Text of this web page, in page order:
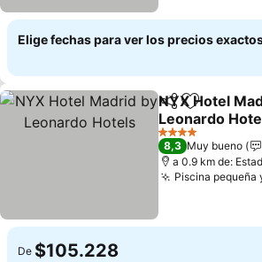
Elige fechas para ver los precios
CompartirAgregar a
NYX Hotel
Leonardo
Ver precios
4 Estrellas
8,3 Muy bueno
a 0.9 km de:
Piscina pequeña
De $105.228